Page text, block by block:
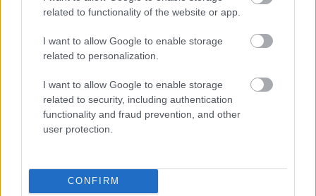
related to functionality of the website or app.
I want to allow Google to enable storage
related to personalization.
I want to allow Google to enable storage
related to security, including authentication
functionality and fraud prevention, and other
user protection.
CONFIRM